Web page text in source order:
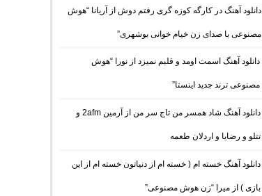
دانلود آهنگ در کارگه کوزه گری رفتم دوش از آریانا “هوش
مصنوعی با صدای زن خیام خوانی بوشهری”
دانلود آهنگ اسمت اومد و قلبم نمیزد از نورا “هوش
مصنوعی ترند جدید اینستا”
دانلود آهنگ شاد همسر من تاج سر من از آرمین 2afm و
تتلو و رضایا و اردلان طعمه
دانلود آهنگ خسته ام ( خسته ام از دنیاتون خسته ام از این
بازی ) از میرا “زن هوش مصنوعی”